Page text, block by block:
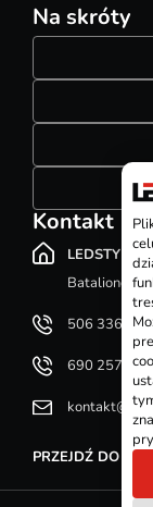
Na skróty
Kontakt
LEDSTYL.pl
Batalionów
506 336 320
690 257 092
PRZEJDŹ DO